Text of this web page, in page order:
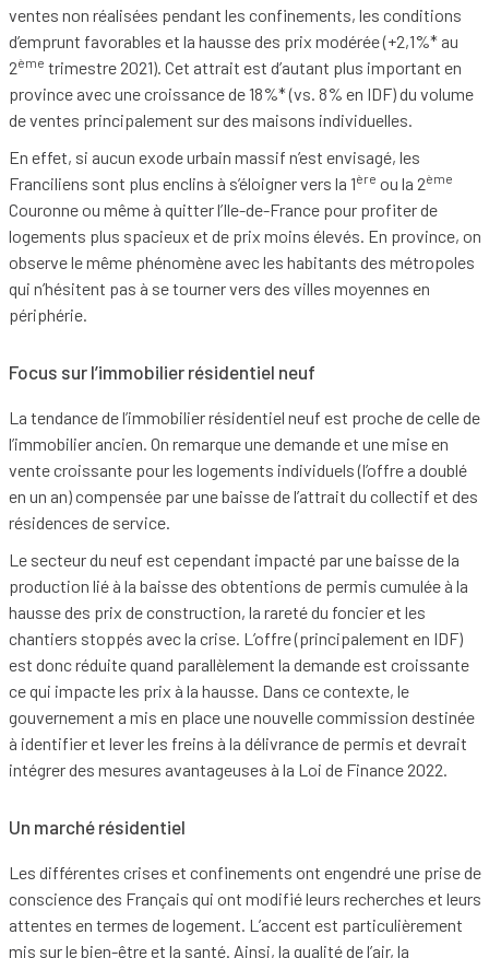
ventes non réalisées pendant les confinements, les conditions
d’emprunt favorables et la hausse des prix modérée (+2,1%* au
2ème trimestre 2021). Cet attrait est d’autant plus important en
province avec une croissance de 18%* (vs. 8% en IDF) du volume
de ventes principalement sur des maisons individuelles.
En effet, si aucun exode urbain massif n’est envisagé, les
Franciliens sont plus enclins à s’éloigner vers la 1ère ou la 2ème
Couronne ou même à quitter l’Ile-de-France pour profiter de
logements plus spacieux et de prix moins élevés. En province, on
observe le même phénomène avec les habitants des métropoles
qui n’hésitent pas à se tourner vers des villes moyennes en
périphérie.
Focus sur l’immobilier résidentiel neuf
La tendance de l’immobilier résidentiel neuf est proche de celle de
l’immobilier ancien. On remarque une demande et une mise en
vente croissante pour les logements individuels (l’offre a doublé
en un an) compensée par une baisse de l’attrait du collectif et des
résidences de service.
Le secteur du neuf est cependant impacté par une baisse de la
production lié à la baisse des obtentions de permis cumulée à la
hausse des prix de construction, la rareté du foncier et les
chantiers stoppés avec la crise. L’offre (principalement en IDF)
est donc réduite quand parallèlement la demande est croissante
ce qui impacte les prix à la hausse. Dans ce contexte, le
gouvernement a mis en place une nouvelle commission destinée
à identifier et lever les freins à la délivrance de permis et devrait
intégrer des mesures avantageuses à la Loi de Finance 2022.
Un marché résidentiel
Les différentes crises et confinements ont engendré une prise de
conscience des Français qui ont modifié leurs recherches et leurs
attentes en termes de logement. L’accent est particulièrement
mis sur le bien-être et la santé. Ainsi, la qualité de l’air, la